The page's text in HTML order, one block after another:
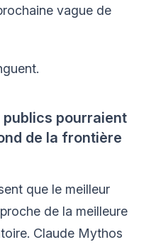
vague de
publics pourraient
de la frontière
que le meilleur
de la meilleure
Claude Mythos